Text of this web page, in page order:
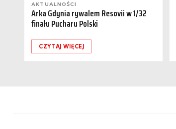
AKTUALNOŚCI
Arka Gdynia rywalem Resovii w 1/32
finału Pucharu Polski
CZYTAJ WIĘCEJ